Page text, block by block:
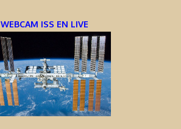
WEBCAM ISS EN LIVE